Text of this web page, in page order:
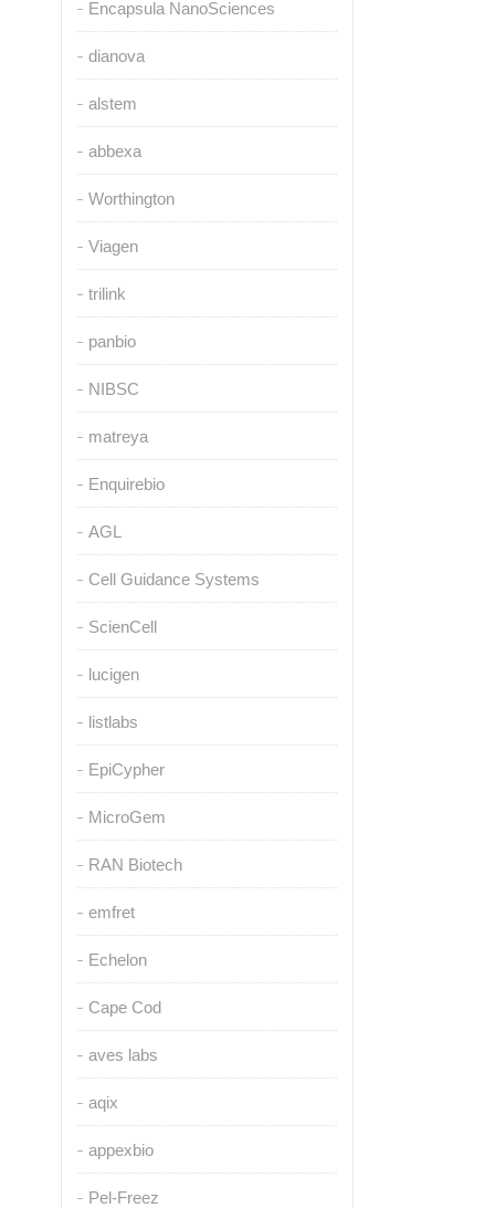
Encapsula NanoSciences
dianova
alstem
abbexa
Worthington
Viagen
trilink
panbio
NIBSC
matreya
Enquirebio
AGL
Cell Guidance Systems
ScienCell
lucigen
listlabs
EpiCypher
MicroGem
RAN Biotech
emfret
Echelon
Cape Cod
aves labs
aqix
appexbio
Pel-Freez